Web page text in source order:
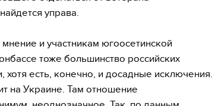
управа.
и участникам югоосетинской
тоже большинство российских
хотя есть, конечно, и досадные исключения.
на Украине. Там отношение